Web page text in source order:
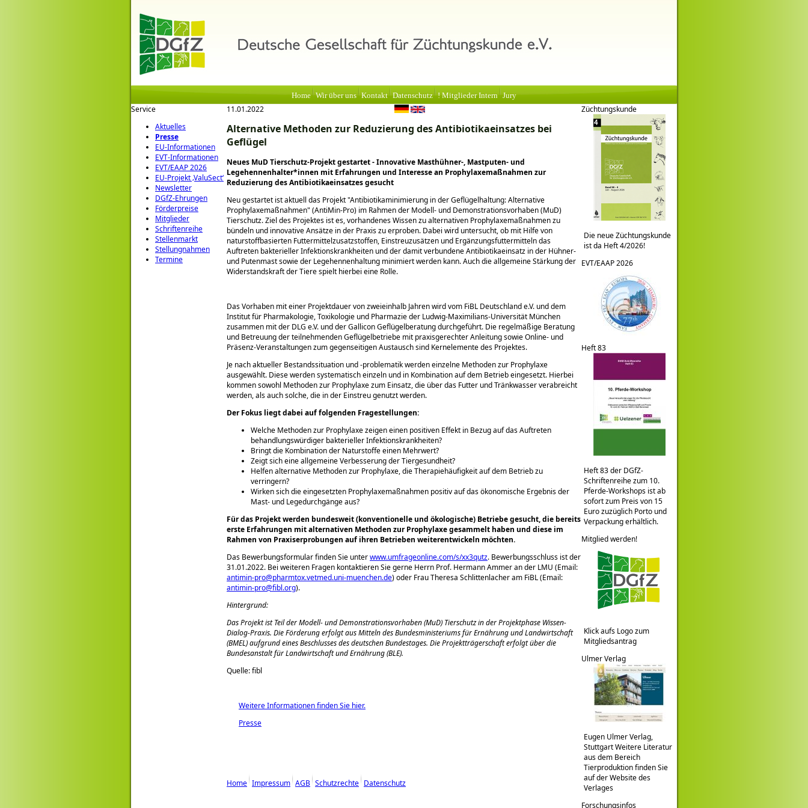
Home Wir über uns Kontakt Datenschutz ! Mitglieder Intern Jury
Service
Aktuelles
Presse
EU-Informationen
EVT-Informationen
EVT/EAAP 2026
EU-Projekt ‚ValuSect‘
Newsletter
DGfZ-Ehrungen
Förderpreise
Mitglieder
Schriftenreihe
Stellenmarkt
Stellungnahmen
Termine
11.01.2022
Alternative Methoden zur Reduzierung des Antibiotikaeinsatzes bei
Geflügel
Neues MuD Tierschutz-Projekt gestartet - Innovative Masthühner-, Mastputen- und
Legehennenhalter*innen mit Erfahrungen und Interesse an Prophylaxemaßnahmen zur
Reduzierung des Antibiotikaeinsatzes gesucht
Neu gestartet ist aktuell das Projekt Antibiotikaminimierung in der Geflügelhaltung: Alternative
Prophylaxemaßnahmen (AntiMin-Pro) im Rahmen der Modell- und Demonstrationsvorhaben (MuD)
Tierschutz. Ziel des Projektes ist es, vorhandenes Wissen zu alternativen Prophylaxemaßnahmen zu
bündeln und innovative Ansätze in der Praxis zu erproben. Dabei wird untersucht, ob mit Hilfe von
naturstoffbasierten Futtermittelzusatzstoffen, Einstreuzusätzen und Ergänzungsfuttermitteln das
Auftreten bakterieller Infektionskrankheiten und der damit verbundene Antibiotikaeinsatz in der Hühner-
und Putenmast sowie der Legehennenhaltung minimiert werden kann. Auch die allgemeine Stärkung der
Widerstandskraft der Tiere spielt hierbei eine Rolle.
Das Vorhaben mit einer Projektdauer von zweieinhalb Jahren wird vom FiBL Deutschland e.V. und dem
Institut für Pharmakologie, Toxikologie und Pharmazie der Ludwig-Maximilians-Universität München
zusammen mit der DLG e.V. und der Gallicon Geflügelberatung durchgeführt. Die regelmäßige Beratung
und Betreuung der teilnehmenden Geflügelbetriebe mit praxisgerechter Anleitung sowie Online- und
Präsenz-Veranstaltungen zum gegenseitigen Austausch sind Kernelemente des Projektes.
Je nach aktueller Bestandssituation und -problematik werden einzelne Methoden zur Prophylaxe
ausgewählt. Diese werden systematisch einzeln und in Kombination auf dem Betrieb eingesetzt. Hierbei
kommen sowohl Methoden zur Prophylaxe zum Einsatz, die über das Futter und Tränkwasser verabreicht
werden, als auch solche, die in der Einstreu genutzt werden.
Der Fokus liegt dabei auf folgenden Fragestellungen:
Welche Methoden zur Prophylaxe zeigen einen positiven Effekt in Bezug auf das Auftreten
behandlungswürdiger bakterieller Infektionskrankheiten?
Bringt die Kombination der Naturstoffe einen Mehrwert?
Zeigt sich eine allgemeine Verbesserung der Tiergesundheit?
Helfen alternative Methoden zur Prophylaxe, die Therapiehäufigkeit auf dem Betrieb zu
verringern?
Wirken sich die eingesetzten Prophylaxemaßnahmen positiv auf das ökonomische Ergebnis der
Mast- und Legedurchgänge aus?
Für das Projekt werden bundesweit (konventionelle und ökologische) Betriebe gesucht, die bereits
erste Erfahrungen mit alternativen Methoden zur Prophylaxe gesammelt haben und diese im
Rahmen von Praxiserprobungen auf ihren Betrieben weiterentwickeln möchten.
Das Bewerbungsformular finden Sie unterwww.umfrageonline.com/s/xx3qutz. Bewerbungsschluss ist der
31.01.2022. Bei weiteren Fragen kontaktieren Sie gerne Herrn Prof. Hermann Ammer an der LMU (Email:
antimin-pro@pharmtox.vetmed.uni-muenchen.de) oder Frau Theresa Schlittenlacher am FiBL (Email:
antimin-pro@fibl.org).
Hintergrund:
Das Projekt ist Teil der Modell- und Demonstrationsvorhaben (MuD) Tierschutz in der Projektphase Wissen-
Dialog-Praxis. Die Förderung erfolgt aus Mitteln des Bundesministeriums für Ernährung und Landwirtschaft
(BMEL) aufgrund eines Beschlusses des deutschen Bundestages. Die Projektträgerschaft erfolgt über die
Bundesanstalt für Landwirtschaft und Ernährung (BLE).
Quelle: fibl
Weitere Informationen finden Sie hier.
Presse
Home Impressum AGB Schutzrechte Datenschutz
Züchtungskunde
Die neue Züchtungskunde
ist da Heft 4/2026!
EVT/EAAP 2026
Heft 83
Heft 83 der DGfZ-
Schriftenreihe zum 10.
Pferde-Workshops ist ab
sofort zum Preis von 15
Euro zuzüglich Porto und
Verpackung erhältlich.
Mitglied werden!
Klick aufs Logo zum
Mitgliedsantrag
Ulmer Verlag
Eugen Ulmer Verlag,
Stuttgart Weitere Literatur
aus dem Bereich
Tierproduktion finden Sie
auf der Website des
Verlages
Forschungsinfos